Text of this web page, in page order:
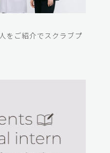
をご紹介でスクラブプ